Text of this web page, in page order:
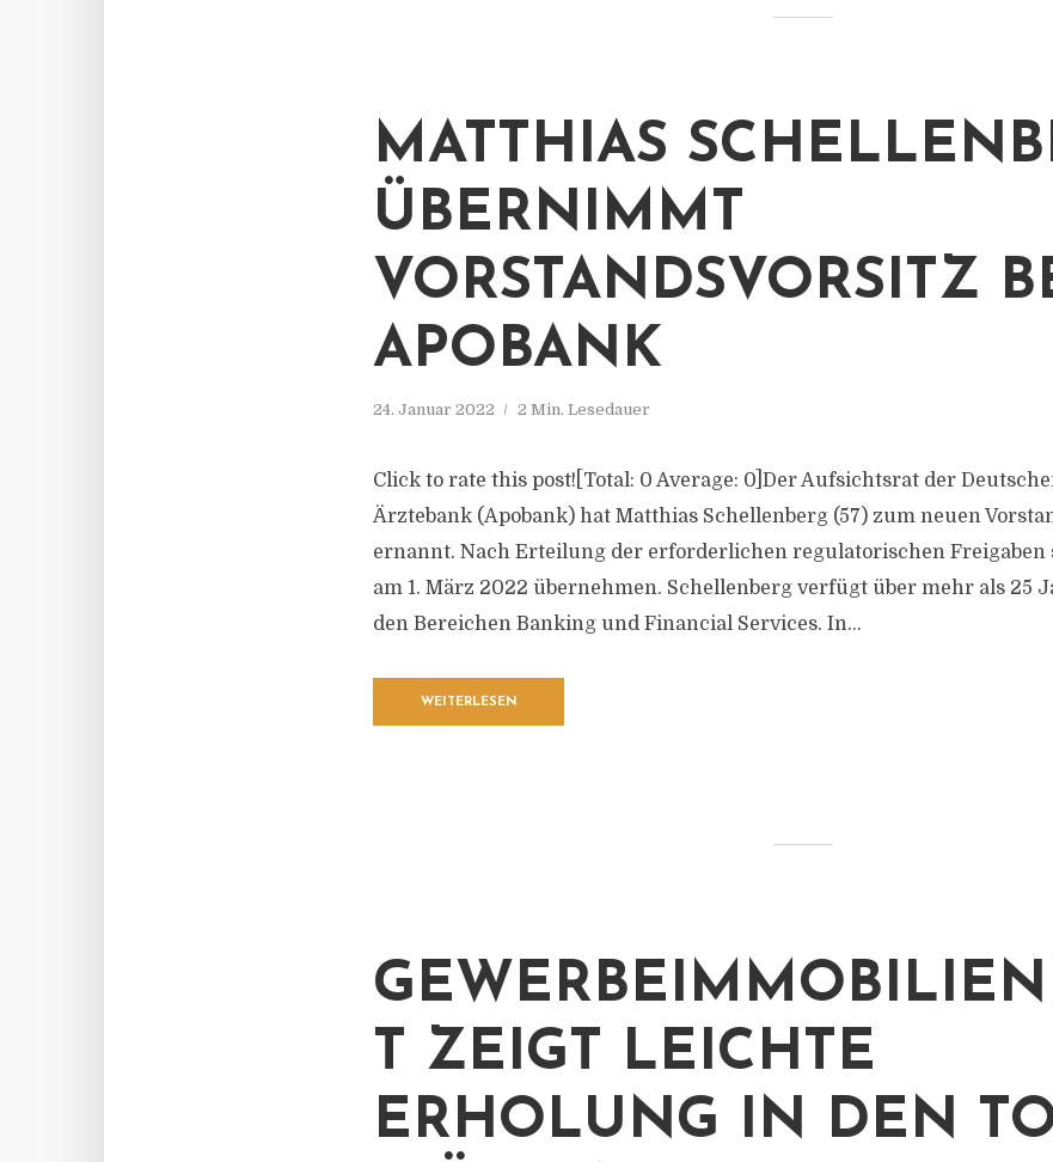
MATTHIAS
ÜBERNIMMT
VORSTANDSVORSITZ
APOBANK
24. Januar 2022 2 Min. Lesedauer
Click to rate this post![Total: 0 Average: 0]Der Aufsichtsrat der
Ärztebank (Apobank) hat Matthias Schellenberg (57) zum neuen
ernannt. Nach Erteilung der erforderlichen regulatorischen Freigaben
am 1. März 2022 übernehmen. Schellenberg verfügt über mehr als 25
den Bereichen Banking und Financial Services. In...
WEITERLESEN
T ZEIGT LEICHTE
ERHOLUNG IN DEN